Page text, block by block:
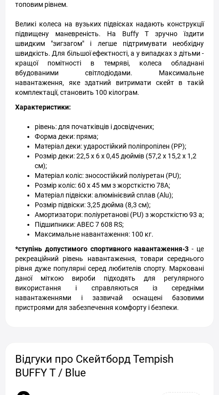
топовим рівнем.
Великі колеса на вузьких підвісках надають конструкції
підвищену маневреність. На Buffy T зручно їздити
швидким "зигзагом" і легше підтримувати необхідну
швидкість. Для більшої ефектності, а у випадках з дітьми -
кращої помітності в темряві, колеса обладнані
вбудованими світлодіодами. Максимальне
навантаження, яке здатний витримати скейт в такій
комплектації, становить 100 кілограм.
Характеристики:
рівень: для початківців і досвідчених;
Форма деки: пряма;
Матеріал деки: ударостійкий поліпропілен (PP);
Розмір деки: 22,5 х 6 х 0,45 дюймів (57,2 x 15,2 x 1,2
см);
Матеріал коліс: зносостійкий поліуретан (PU);
Розмір коліс: 60 х 45 мм з жорсткістю 78А;
Матеріал підвіски: алюмінієвий сплав (Alu);
Розмір підвіски: 3,25 дюйма (8,3 см);
Амортизатори: поліуретанові (PU) з жорсткістю 93 а;
Підшипники: ABEC 7 608 RS;
Максимальне навантаження: 100 кг.
*ступінь допустимого спортивного навантаження-3 - це
рекреаційний рівень навантаження, товари середнього
рівня дуже популярні серед любителів спорту. Марковані
даної міткою вироби підходять для регулярного
використання і справляються із середніми
навантаженнями і зазвичай оснащені базовими
пристроями для забезпечення комфорту і безпеки.
Відгуки про Скейтборд Tempish
BUFFY T / Blue